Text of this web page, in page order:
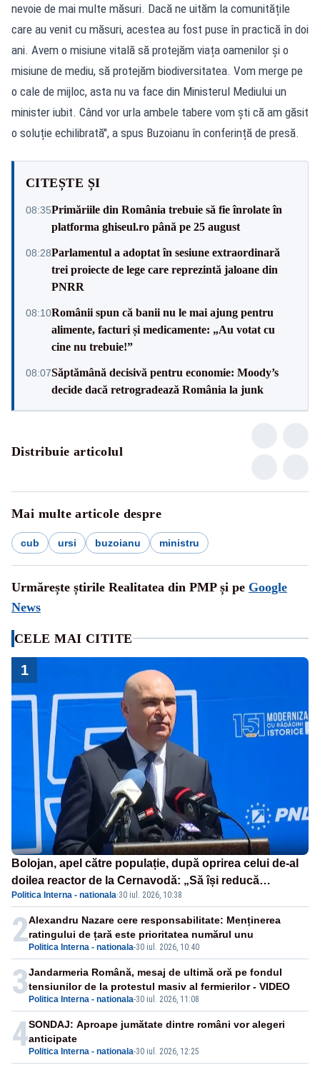
nevoie de mai multe măsuri. Dacă ne uităm la comunitățile
care au venit cu măsuri, acestea au fost puse în practică în doi
ani. Avem o misiune vitală să protejăm viața oamenilor și o
misiune de mediu, să protejăm biodiversitatea. Vom merge pe
o cale de mijloc, asta nu va face din Ministerul Mediului un
minister iubit. Când vor urla ambele tabere vom ști că am găsit
o soluție echilibrată", a spus Buzoianu în conferință de presă.
CITEȘTE ȘI
08:35Primăriile din România trebuie să fie înrolate în
platforma ghiseul.ro până pe 25 august
08:28Parlamentul a adoptat în sesiune extraordinară
trei proiecte de lege care reprezintă jaloane din
PNRR
08:10Românii spun că banii nu le mai ajung pentru
alimente, facturi și medicamente: „Au votat cu
cine nu trebuie!”
08:07Săptămână decisivă pentru economie: Moody’s
decide dacă retrogradează România la junk
Distribuie articolul
Mai multe articole despre
cub ursi buzoianu ministru
Urmărește știrile Realitatea din PMP și pe Google
News
CELE MAI CITITE
1
Bolojan, apel către populație, după oprirea celui de-al
doilea reactor de la Cernavodă: „Să își reducă
consumul în orele de seară”
Politica Interna - nationala·30 iul. 2026, 10:38
2 Politica Interna - nationala-30 iul. 2026, 10:40
Alexandru Nazare cere responsabilitate: Menținerea
ratingului de țară este prioritatea numărul unu
3 Politica Interna - nationala-30 iul. 2026, 11:08
Jandarmeria Română, mesaj de ultimă oră pe fondul
tensiunilor de la protestul masiv al fermierilor - VIDEO
4 Politica Interna - nationala-30 iul. 2026, 12:25
SONDAJ: Aproape jumătate dintre români vor alegeri
anticipate